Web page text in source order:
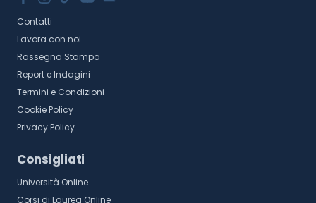
Contatti
Lavora con noi
Rassegna Stampa
Report e Indagini
Termini e Condizioni
Cookie Policy
Privacy Policy
Consigliati
Università Online
Corsi di Laurea Online